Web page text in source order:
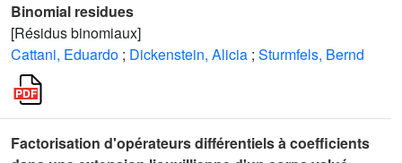
Binomial residues
[Résidus binomiaux]
Cattani, Eduardo ; Dickenstein, Alicia ; Sturmfels, Bernd
Factorisation d'opérateurs différentiels à coefficients